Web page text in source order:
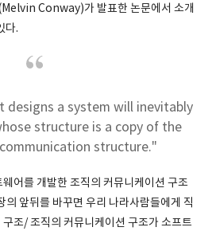
Conway)가 발표한 논문에서 소개
다.
designs a system will inevitably
structure is a copy of the
structure."
어를 개발한 조직의 커뮤니케이션 구조
의 앞뒤를 바꾸면 우리 나라사람들에게 직
조/ 조직의 커뮤니케이션 구조가 소프트